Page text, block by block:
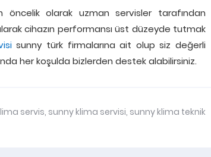
öncelik olarak uzman servisler tarafından
cihazın performansı üst düzeyde tutmak
sunny türk firmalarına ait olup siz değerli
her koşulda bizlerden destek alabilirsiniz.
servis, sunny klima servisi, sunny klima teknik